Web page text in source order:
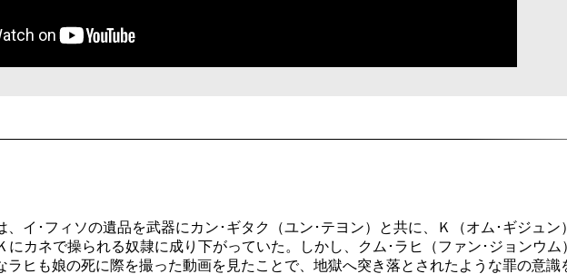
イ･フィソの遺品を武器にカン･ギタク（ユン･テヨン）と共に、Ｋ（オム･ギジュ
カネで操られる奴隷に成り下がっていた。しかし、クム･ラヒ（ファン･ジョンウム
ヒも娘の死に際を撮った動画を見たことで、地獄へ突き落とされたような罪の意識